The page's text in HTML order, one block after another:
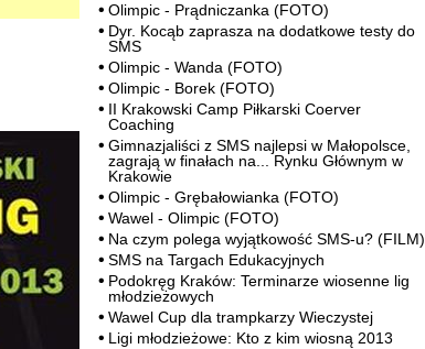
Olimpic - Prądniczanka (FOTO)
Dyr. Kocąb zaprasza na dodatkowe testy do
SMS
Olimpic - Wanda (FOTO)
Olimpic - Borek (FOTO)
II Krakowski Camp Piłkarski Coerver
Coaching
Gimnazjaliści z SMS najlepsi w Małopolsce,
zagrają w finałach na... Rynku Głównym w
Krakowie
Olimpic - Grębałowianka (FOTO)
Wawel - Olimpic (FOTO)
Na czym polega wyjątkowość SMS-u? (FILM)
SMS na Targach Edukacyjnych
Podokręg Kraków: Terminarze wiosenne lig
młodzieżowych
Wawel Cup dla trampkarzy Wieczystej
Ligi młodzieżowe: Kto z kim wiosną 2013